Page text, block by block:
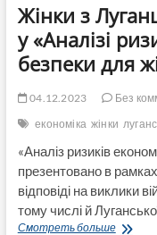
13
лютого
в
Жінки з
у «Аналізі
безпеки для
04.12.2023
Без
економіка жінки
«Аналіз ризиків
презентовано в
відповіді на виклики
тому числі й
Смотреть большеЖінки